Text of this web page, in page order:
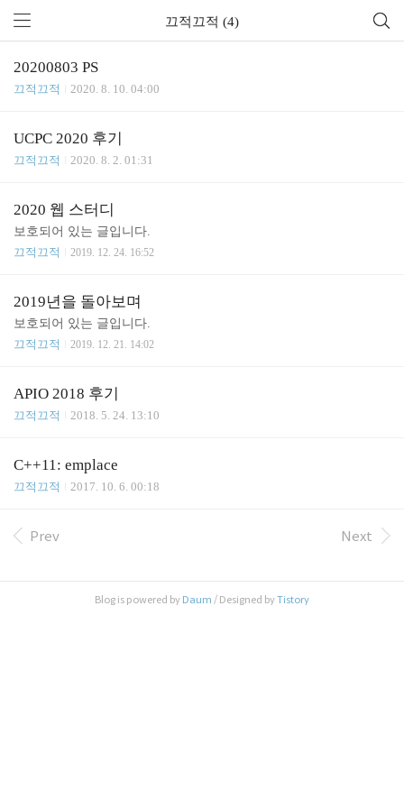
끄적끄적 (4)
20200803 PS
끄적끄적 2020. 8. 10. 04:00
UCPC 2020 후기
끄적끄적 2020. 8. 2. 01:31
2020 웹 스터디
보호되어 있는 글입니다.
끄적끄적
2019. 12. 24. 16:52
2019년을 돌아보며
보호되어 있는 글입니다.
끄적끄적
2019. 12. 21. 14:02
APIO 2018 후기
끄적끄적 2018. 5. 24. 13:10
C++11: emplace
끄적끄적 2017. 10. 6. 00:18
Prev Next
Blog is powered by Daum / Designed byTistory